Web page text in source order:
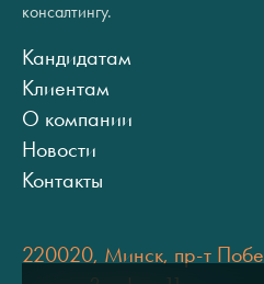
консалтингу.
Кандидатам
Клиентам
О компании
Новости
Контакты
220020, Минск, пр-т